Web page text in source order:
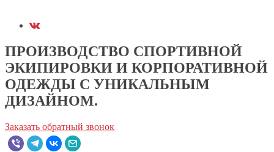
ПРОИЗВОДСТВО СПОРТИВНОЙ
ЭКИПИРОВКИ И КОРПОРАТИВНОЙ
ОДЕЖДЫ С УНИКАЛЬНЫМ
ДИЗАЙНОМ.
Заказать обратный звонок